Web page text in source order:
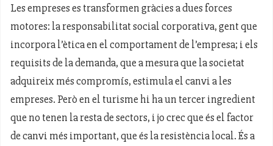
Les empreses es transformen gràcies a dues forces
motores: la responsabilitat social corporativa, gent que
incorpora l’ètica en el comportament de l’empresa; i els
requisits de la demanda, que a mesura que la societat
adquireix més compromís, estimula el canvi a les
empreses. Però en el turisme hi ha un tercer ingredient
que no tenen la resta de sectors, i jo crec que és el factor
de canvi més important, que és la resistència local. És a